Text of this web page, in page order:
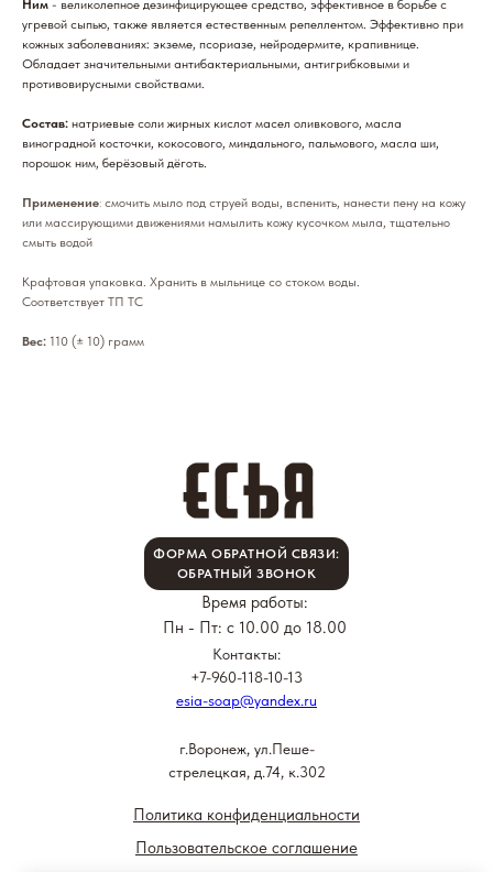
Ним - великолепное дезинфицирующее средство, эффективное в борьбе с
угревой сыпью, также является естественным репеллентом. Эффективно при
кожных заболеваниях: экземе, псориазе, нейродермите, крапивнице.
Обладает значительными антибактериальными, антигрибковыми и
противовирусными свойствами.
Состав: натриевые соли жирных кислот масел оливкового, масла
виноградной косточки, кокосового, миндального, пальмового, масла ши,
порошок ним, берёзовый дёготь.
Применение: смочить мыло под струей воды, вспенить, нанести пену на кожу
или массирующими движениями намылить кожу кусочком мыла, тщательно
смыть водой
Крафтовая упаковка. Хранить в мыльнице со стоком воды.
Соответствует ТП ТС
Вес: 110 (± 10) грамм
ФОРМА ОБРАТНОЙ СВЯЗИ:
ОБРАТНЫЙ ЗВОНОК
Контакты:
+7-960-118-10-13
esia-soap@yandex.ru
Политика конфиденциальности
г.Воронеж, ул.Пеше-
стрелецкая, д.74, к.302
Пользовательское соглашение
Время работы:
Пн - Пт: с 10.00 до 18.00